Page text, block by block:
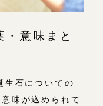
意味まと
石についての
味が込められて